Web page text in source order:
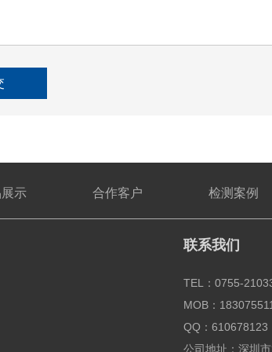
示 合作客户 检测案例
联系我们
TEL：0755-
MOB：
QQ：610678123
公司地址：深圳